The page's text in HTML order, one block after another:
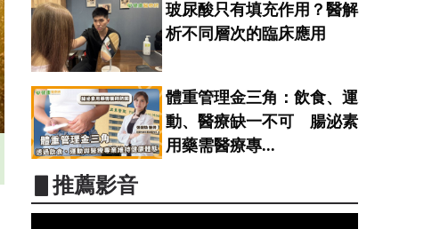
玻尿酸只有填充作用？醫解
析不同層次的臨床應用
體重管理金三角：飲食、運
動、醫療缺一不可 腸泌素
用藥需醫療專...
▋推薦影音